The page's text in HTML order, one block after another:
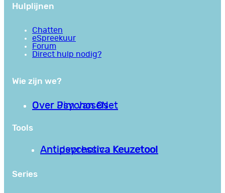
Hulplijnen
Chatten
eSpreekuur
Forum
Direct hulp nodig?
Wie zijn we?
Over PsychoseNet
Over Jim van Os
Tools
Antipsychotica Keuzetool
Antidepressiva Keuzetool
Series